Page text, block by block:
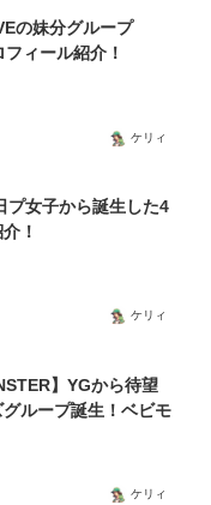
の妹分グループ
ィール紹介！
ケリィ
プ女子から誕生した4
！
ケリィ
】YGから待望
ループ誕生！ベビモ
ケリィ